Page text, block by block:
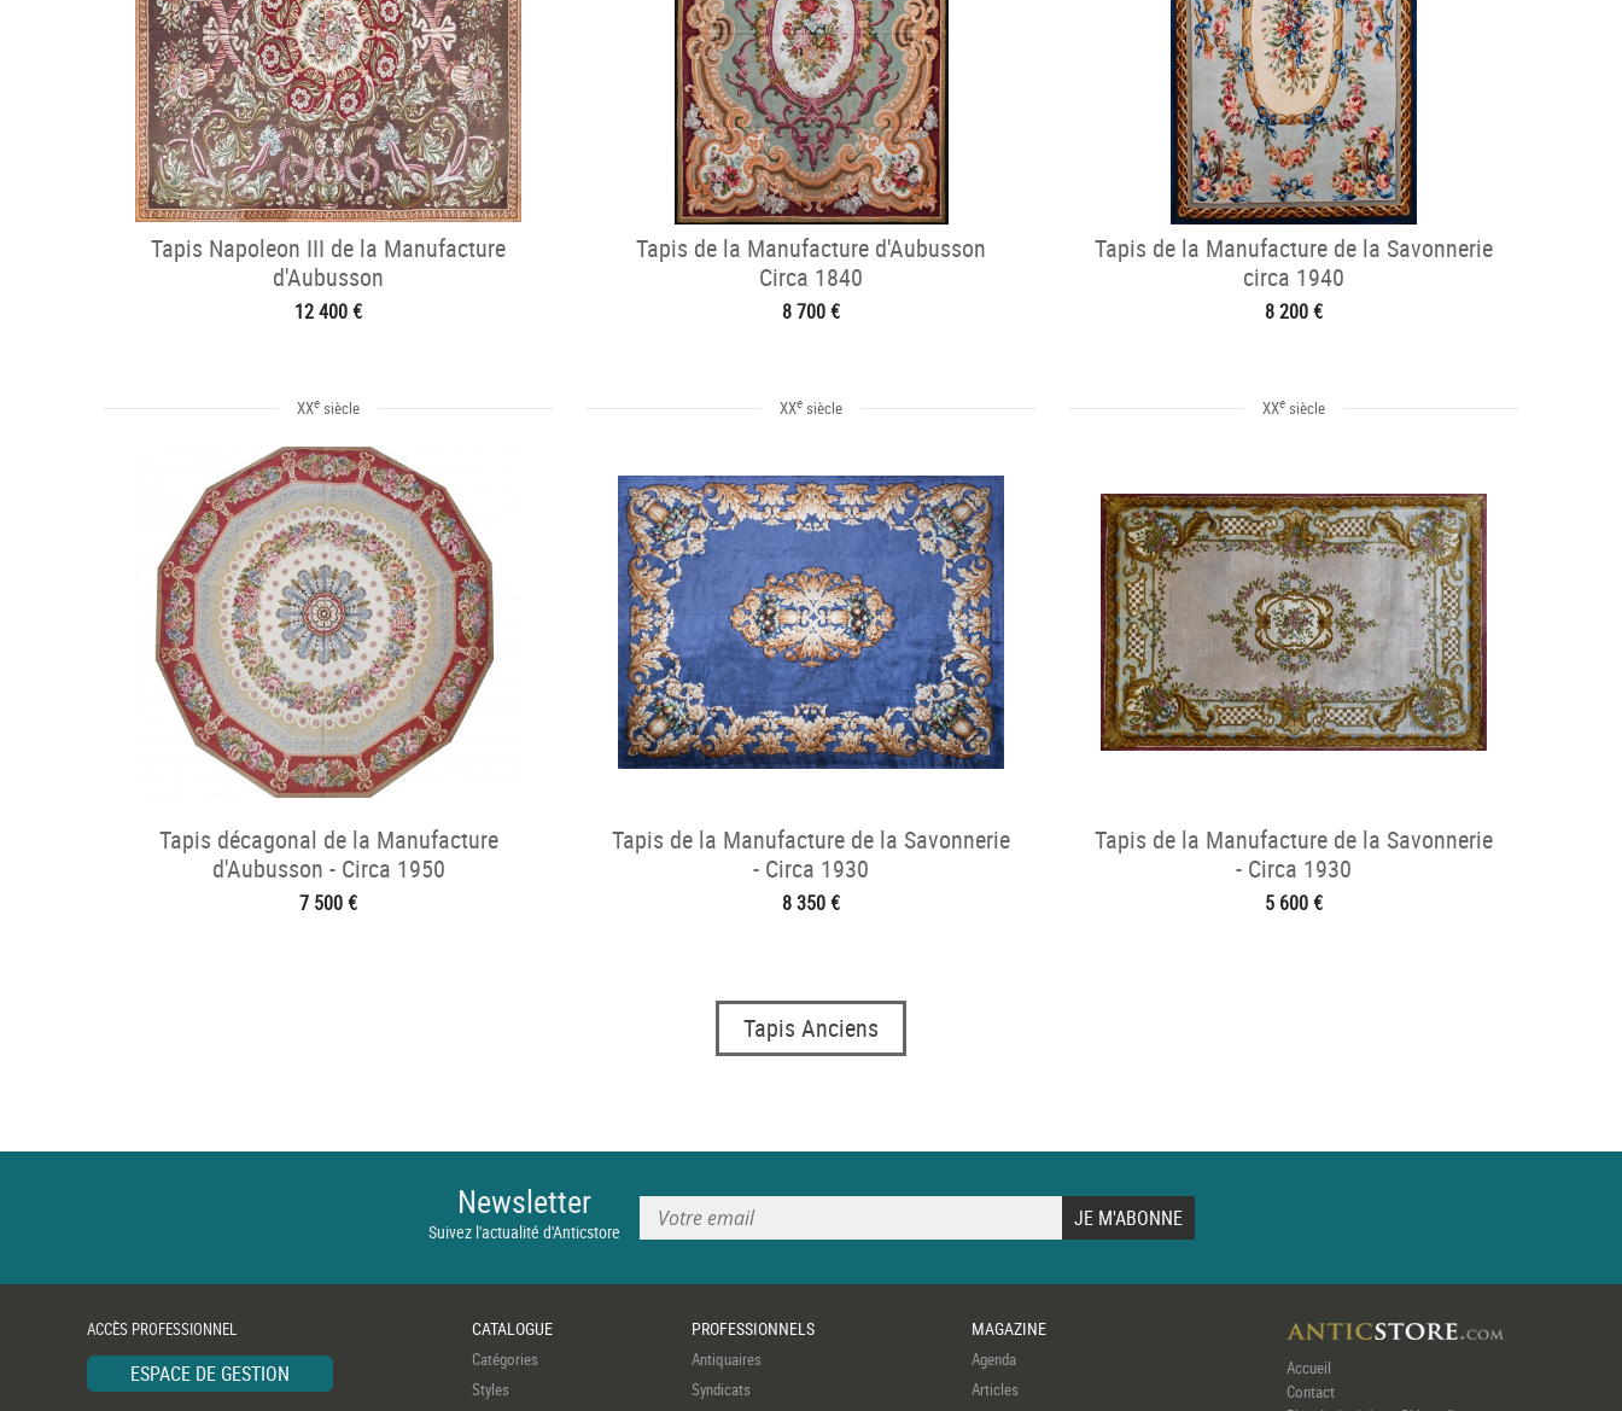
Tapis Napoleon III de la Manufacture
d'Aubusson
12 400 €
Tapis de la Manufacture d'Aubusson
Circa 1840
8 700 €
Tapis de la Manufacture de la Savonnerie
circa 1940
8 200 €
XXe siècle
Tapis décagonal de la Manufacture
d'Aubusson - Circa 1950
7 500 €
XXe siècle
Tapis de la Manufacture de la Savonnerie
- Circa 1930
8 350 €
XXe siècle
Tapis de la Manufacture de la Savonnerie
- Circa 1930
5 600 €
Tapis Anciens
Newsletter
Suivez l'actualité d'Anticstore
ACCÈS PROFESSIONNEL
ESPACE DE GESTION
CATALOGUE
Catégories
Styles
PROFESSIONNELS
Antiquaires
Syndicats
MAGAZINE
Agenda
Articles
Accueil
Contact